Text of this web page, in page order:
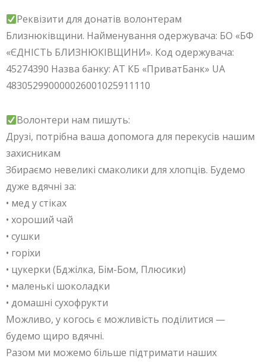
Реквізити для донатів волонтерам
Близнюківщини. Найменування одержувача: БО «БФ
«ЄДНІСТЬ БЛИЗНЮКІВЩИНИ». Код одержувача:
45274390 Назва банку: АТ КБ «ПриватБанк» UA
483052990000026001025911110
Волонтери нам пишуть:
Друзі, потрібна ваша допомога для перекусів нашим
захисникам
Збираємо невеликі смаколики для хлопців. Будемо
дуже вдячні за:
• мед у стіках
• хороший чай
• сушки
• горіхи
• цукерки (Бджілка, Бім-Бом, Плюсики)
• маленькі шоколадки
• домашні сухофрукти
Можливо, у когось є можливість поділитися —
будемо щиро вдячні.
Разом ми можемо більше підтримати наших